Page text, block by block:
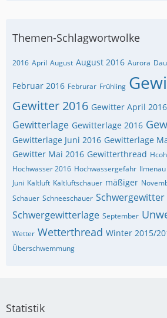
Themen-Schlagwortwolke
2016 April August August 2016 Aurora
Februar 2016 Februrar Frühling
Gewitter 2016 Gewitter April 2016
Gewitterlage Gewitterlage 2016
Gewitterlage Juni 2016 Gewitterlage
Gewitter Mai 2016 Gewitterthread
Hochwasser 2016 Hochwassergefahr Ilmenau
Juni Kaltluft Kaltluftschauer mäßiger
Schauer Schneeschauer Schwergewitter
Schwergewitterlage September
Wetter Wetterthread Winter 2015/
Überschwemmung
Statistik